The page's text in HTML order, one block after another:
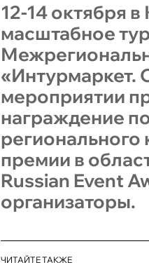
12-14 октября
масштабное
«Интурмаркет.
мероприятии
награждение
премии в
Russian Event
организаторы.
ЧИТАЙТЕ ТАКЖЕ